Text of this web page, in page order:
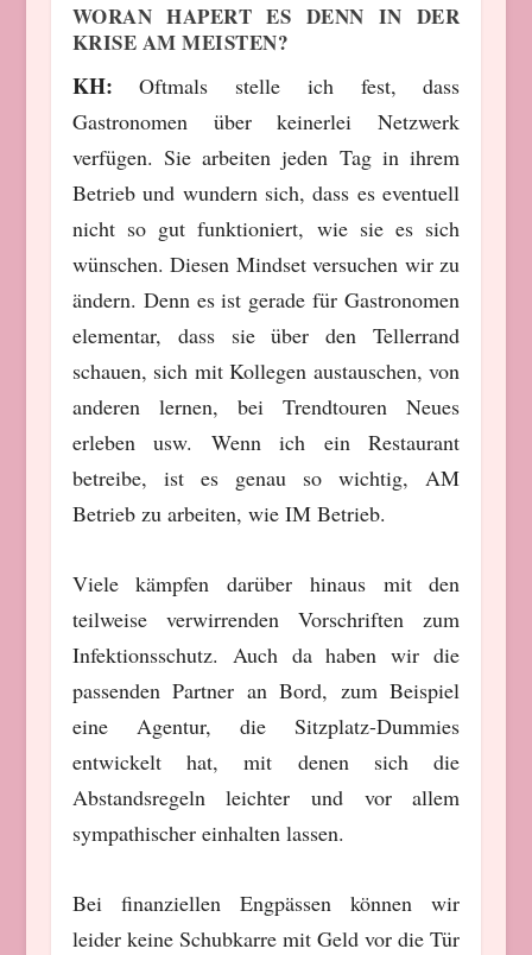
WORAN HAPERT ES DENN IN DER
KRISE AM MEISTEN?
KH:Oftmals stelle ich fest, dass
Gastronomen über keinerlei Netzwerk
verfügen. Sie arbeiten jeden Tag in ihrem
Betrieb und wundern sich, dass es eventuell
nicht so gut funktioniert, wie sie es sich
wünschen. Diesen Mindset versuchen wir zu
ändern. Denn es ist gerade für Gastronomen
elementar, dass sie über den Tellerrand
schauen, sich mit Kollegen austauschen, von
anderen lernen, bei Trendtouren Neues
erleben usw. Wenn ich ein Restaurant
betreibe, ist es genau so wichtig, AM
Betrieb zu arbeiten, wie IM Betrieb.
Viele kämpfen darüber hinaus mit den
teilweise verwirrenden Vorschriften zum
Infektionsschutz. Auch da haben wir die
passenden Partner an Bord, zum Beispiel
eine Agentur, die Sitzplatz-Dummies
entwickelt hat, mit denen sich die
Abstandsregeln leichter und vor allem
sympathischer einhalten lassen.
Bei finanziellen Engpässen können wir
leider keine Schubkarre mit Geld vor die Tür